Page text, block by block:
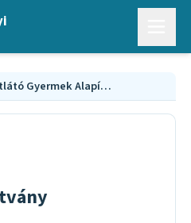
Csökkentlátó Gyermek Alapítvány